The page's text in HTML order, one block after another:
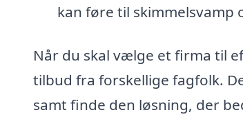
kan føre til skimmelsvamp
Når du skal vælge et firma til
tilbud fra forskellige fagfolk.
samt finde den løsning, der